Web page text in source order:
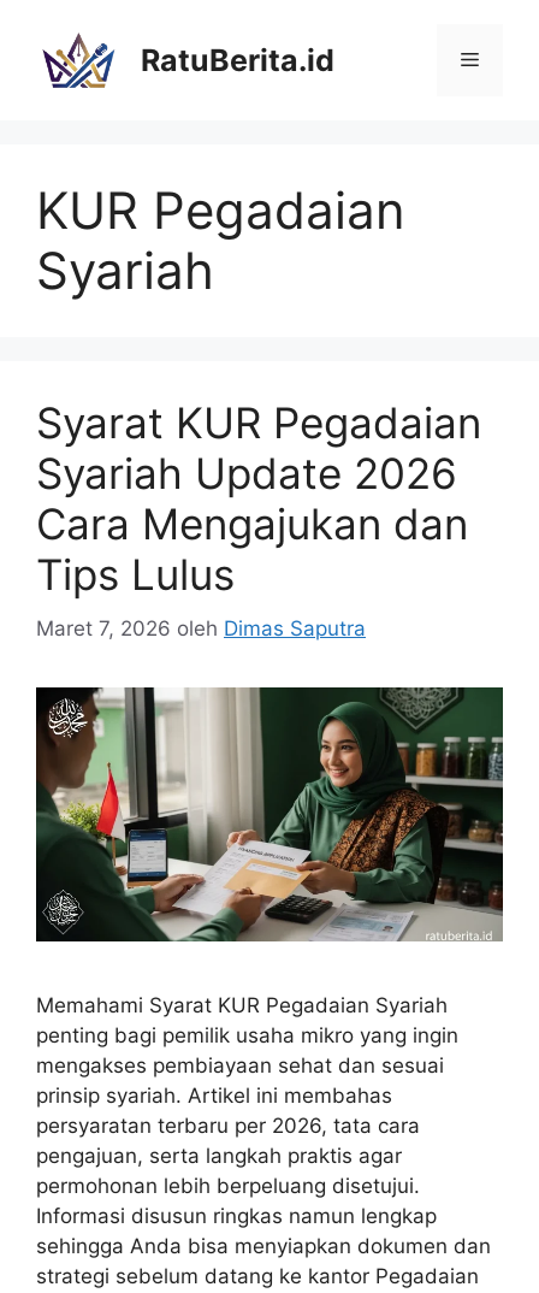
RatuBerita.id Menu
KUR Pegadaian
Syariah
Syarat KUR Pegadaian
Syariah Update 2026
Cara Mengajukan dan
Tips Lulus
Maret 7, 2026 oleh Dimas Saputra
Memahami Syarat KUR Pegadaian Syariah
penting bagi pemilik usaha mikro yang ingin
mengakses pembiayaan sehat dan sesuai
prinsip syariah. Artikel ini membahas
persyaratan terbaru per 2026, tata cara
pengajuan, serta langkah praktis agar
permohonan lebih berpeluang disetujui.
Informasi disusun ringkas namun lengkap
sehingga Anda bisa menyiapkan dokumen dan
strategi sebelum datang ke kantor Pegadaian